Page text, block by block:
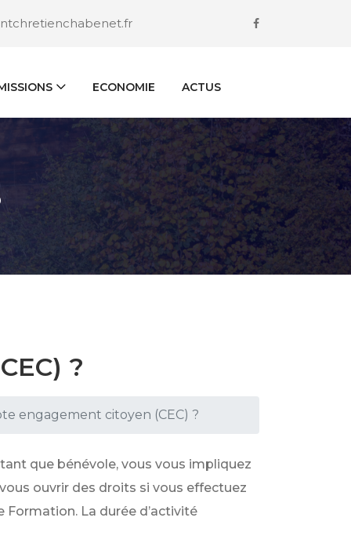
ECONOMIE ACTUS
?
engagement citoyen (CEC) ?
que bénévole, vous vous impliquez
ouvrir des droits si vous effectuez
La durée d’activité